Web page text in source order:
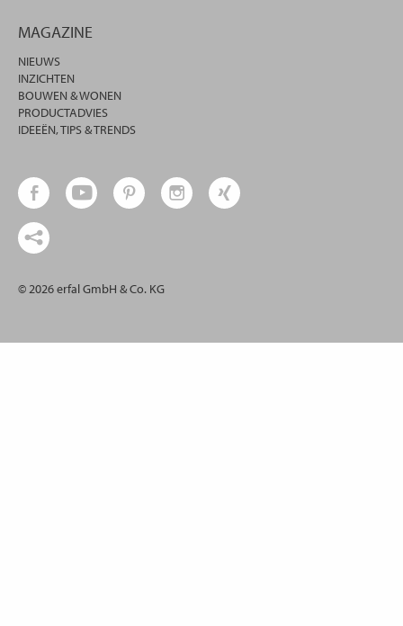
MAGAZINE
NIEUWS
INZICHTEN
BOUWEN & WONEN
PRODUCTADVIES
IDEEËN, TIPS & TRENDS
© 2026 erfal GmbH & Co. KG